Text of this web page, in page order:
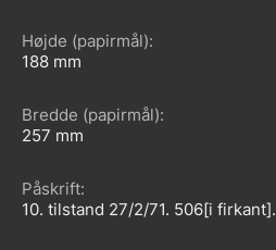
Højde (papirmål)
188
Bredde (papirmål)
257
Påskrift
10. tilstand 27/2/71. 506[i firkant].